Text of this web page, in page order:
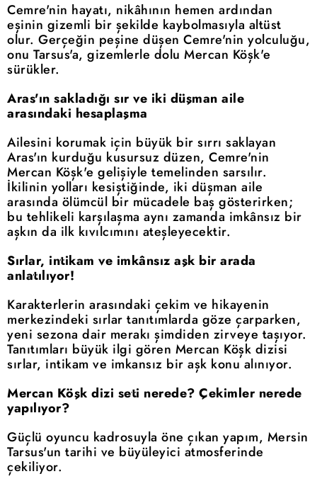
Cemre'nin hayatı, nikâhının hemen ardından
eşinin gizemli bir şekilde kaybolmasıyla altüst
olur. Gerçeğin peşine düşen Cemre'nin yolculuğu,
onu Tarsus'a, gizemlerle dolu Mercan Köşk'e
sürükler.
Aras'ın sakladığı sır ve iki düşman aile
arasındaki hesaplaşma
Ailesini korumak için büyük bir sırrı saklayan
Aras'ın kurduğu kusursuz düzen, Cemre'nin
Mercan Köşk'e gelişiyle temelinden sarsılır.
İkilinin yolları kesiştiğinde, iki düşman aile
arasında ölümcül bir mücadele baş gösterirken;
bu tehlikeli karşılaşma aynı zamanda imkânsız bir
aşkın da ilk kıvılcımını ateşleyecektir.
Sırlar, intikam ve imkânsız aşk bir arada
anlatılıyor!
Karakterlerin arasındaki çekim ve hikayenin
merkezindeki sırlar tanıtımlarda göze çarparken,
yeni sezona dair merakı şimdiden zirveye taşıyor.
Tanıtımları büyük ilgi gören Mercan Köşk dizisi
sırlar, intikam ve imkansız bir aşk konu alınıyor.
Mercan Köşk dizi seti nerede? Çekimler nerede
yapılıyor?
Güçlü oyuncu kadrosuyla öne çıkan yapım, Mersin
Tarsus'un tarihi ve büyüleyici atmosferinde
çekiliyor.